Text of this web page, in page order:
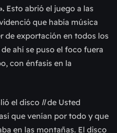
Esto abrió el juego a las
que había música
de exportación en todos los
ahí se puso el foco fuera
con énfasis en la
el disco llde Usted
que venían por todo y que
en las montañas. El disco